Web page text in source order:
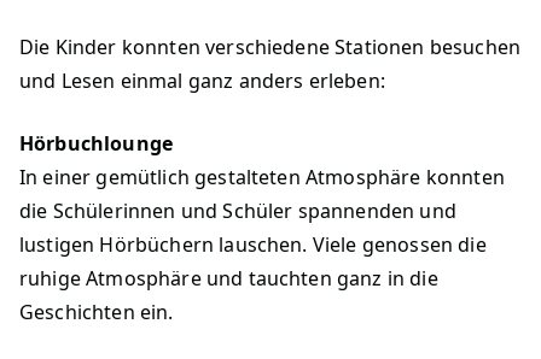
Die Kinder konnten verschiedene Stationen besuchen
und Lesen einmal ganz anders erleben:
Hörbuchlounge
In einer gemütlich gestalteten Atmosphäre konnten
die Schülerinnen und Schüler spannenden und
lustigen Hörbüchern lauschen. Viele genossen die
ruhige Atmosphäre und tauchten ganz in die
Geschichten ein.